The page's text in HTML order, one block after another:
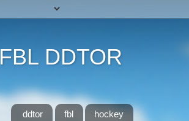
FBL DDTOR
ddtor fbl hockey